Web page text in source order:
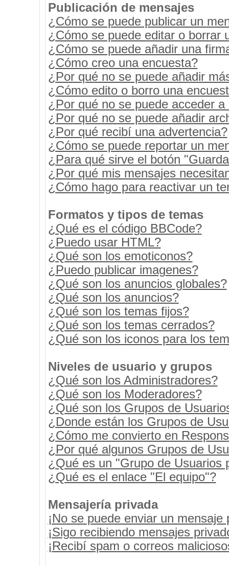
Publicación de mensajes
¿Cómo se puede publicar un
¿Cómo se puede editar o borrar
¿Cómo se puede añadir una
¿Cómo creo una encuesta?
¿Por qué no se puede añadir
¿Cómo edito o borro una
¿Por qué no se puede acceder a
¿Por qué no se puede añadir
¿Por qué recibí una advertencia?
¿Cómo se puede reportar un
¿Para qué sirve el botón
¿Por qué mis mensajes
¿Cómo hago para reactivar un
Formatos y tipos de temas
¿Qué es el código BBCode?
¿Puedo usar HTML?
¿Qué son los emoticonos?
¿Puedo publicar imagenes?
¿Qué son los anuncios globales?
¿Qué son los anuncios?
¿Qué son los temas fijos?
¿Qué son los temas cerrados?
¿Qué son los iconos para los
Niveles de usuario y grupos
¿Qué son los Administradores?
¿Qué son los Moderadores?
¿Qué son los Grupos de
¿Donde están los Grupos de
¿Cómo me convierto en
¿Por qué algunos Grupos de
¿Qué es un "Grupo de Usuarios
¿Qué es el enlace "El equipo"?
Mensajería privada
¡No se puede enviar un mensaje
¡Sigo recibiendo mensajes
¡Recibí spam o correos